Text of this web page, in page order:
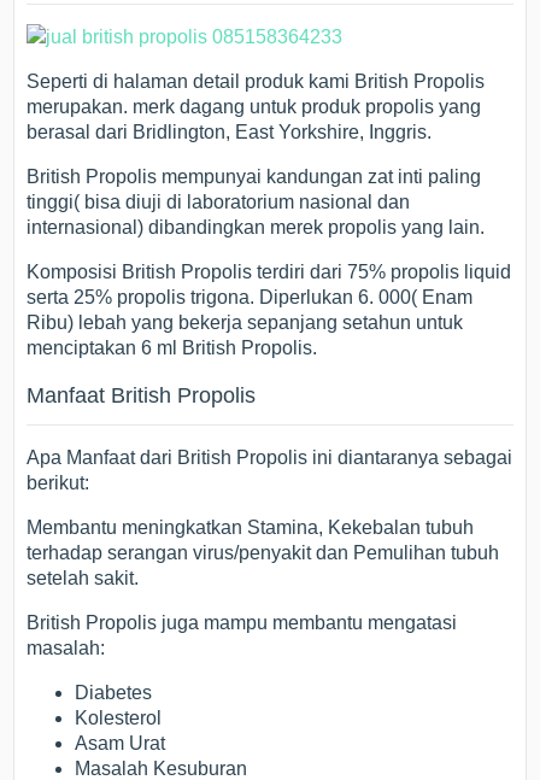
Seperti di halaman detail produk kami British Propolis
merupakan. merk dagang untuk produk propolis yang
berasal dari Bridlington, East Yorkshire, Inggris.
British Propolis mempunyai kandungan zat inti paling
tinggi( bisa diuji di laboratorium nasional dan
internasional) dibandingkan merek propolis yang lain.
Komposisi British Propolis terdiri dari 75% propolis liquid
serta 25% propolis trigona. Diperlukan 6. 000( Enam
Ribu) lebah yang bekerja sepanjang setahun untuk
menciptakan 6 ml British Propolis.
Manfaat British Propolis
Apa Manfaat dari British Propolis ini diantaranya sebagai
berikut:
Membantu meningkatkan Stamina, Kekebalan tubuh
terhadap serangan virus/penyakit dan Pemulihan tubuh
setelah sakit.
British Propolis juga mampu membantu mengatasi
masalah:
Diabetes
Kolesterol
Asam Urat
Masalah Kesuburan